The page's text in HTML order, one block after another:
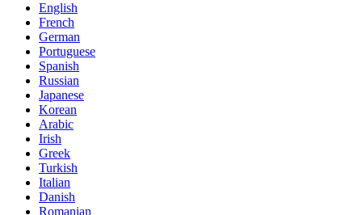
English
French
German
Portuguese
Spanish
Russian
Japanese
Korean
Arabic
Irish
Greek
Turkish
Italian
Danish
Romanian